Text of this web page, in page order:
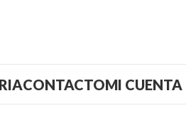
CONTACTOMI CUENTA